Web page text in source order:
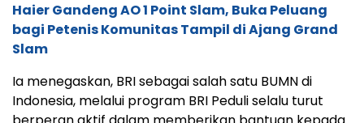
Haier Gandeng AO 1 Point Slam, Buka Peluang
bagi Petenis Komunitas Tampil di Ajang Grand
Slam
Ia menegaskan, BRI sebagai salah satu BUMN di
Indonesia, melalui program BRI Peduli selalu turut